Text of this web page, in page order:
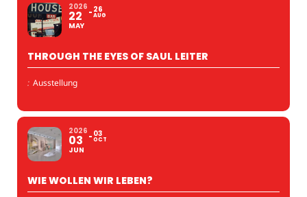
2026
22
MAY
26
AUG
THROUGH THE EYES OF SAUL LEITER
: Ausstellung
2026
03
JUN
03
OCT
WIE WOLLEN WIR LEBEN?